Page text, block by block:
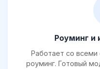
Роуминг и
Работает со
роуминг. Готовый